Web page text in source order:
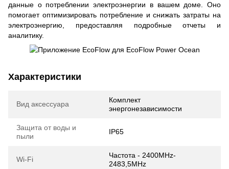
данные о потреблении электроэнергии в вашем доме. Оно
помогает оптимизировать потребление и снижать затраты на
электроэнергию, предоставляя подробные отчеты и
аналитику.
Характеристики
Вид аксессуара
Комплект
энергонезависимости
Защита от воды и
пыли
IP65
Wi-Fi
Частота - 2400MHz-
2483,5MHz